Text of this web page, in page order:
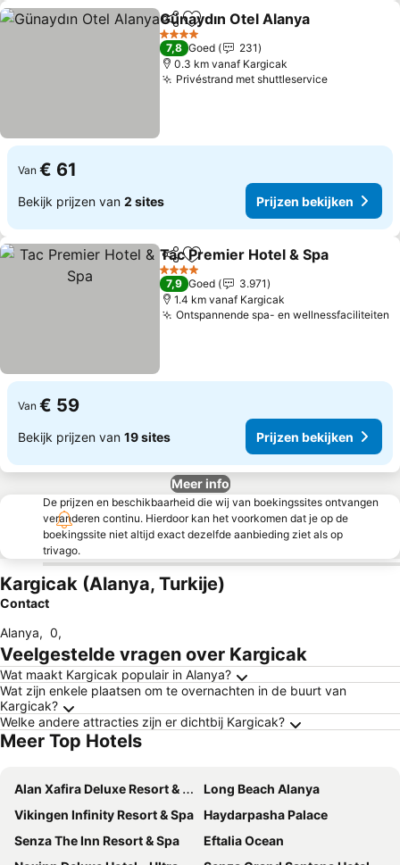
DelenToevoegen aan favorieten
Günaydın Otel Alanya
4 Sterren
7,8 Goed
231
0.3 km vanaf Kargicak
Privéstrand met shuttleservice
Van € 61
Bekijk prijzen van 2 sites Prijzen bekijken
DelenToevoegen aan favorieten
Tac Premier Hotel & Spa
4 Sterren
7,9 Goed
3.971
1.4 km vanaf Kargicak
Ontspannende spa- en wellnessfaciliteiten
Van € 59
Bekijk prijzen van 19 sites Prijzen bekijken
Meer info
De prijzen en beschikbaarheid die wij van boekingssites ontvangen
veranderen continu. Hierdoor kan het voorkomen dat je op de
boekingssite niet altijd exact dezelfde aanbieding ziet als op
trivago.
Kargicak (Alanya, Turkije)
Contact
Alanya, 0,
Veelgestelde vragen over Kargicak
Wat maakt Kargicak populair in Alanya?
Wat zijn enkele plaatsen om te overnachten in de buurt van
Kargicak?
Welke andere attracties zijn er dichtbij Kargicak?
Meer Top Hotels
Alan Xafira Deluxe Resort & Spa-ULTRA ALL INCLUSIVE
Long Beach Alanya
Vikingen Infinity Resort & Spa
Haydarpasha Palace
Senza The Inn Resort & Spa
Eftalia Ocean